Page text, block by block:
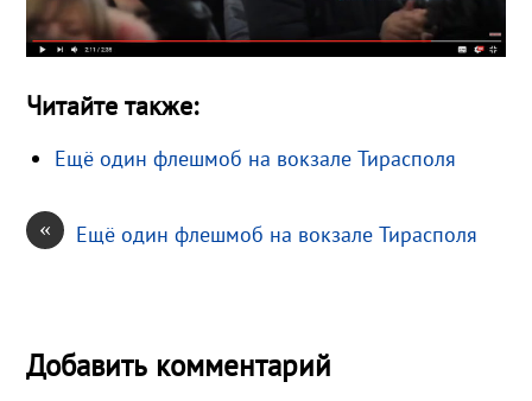
Читайте также:
Ещё один флешмоб на вокзале Тирасполя
« Ещё один флешмоб на вокзале Тирасполя
Добавить комментарий